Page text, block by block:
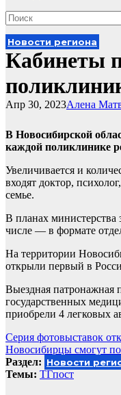
Новости региона
Кабинеты
Алена
Апр 30, 2023
В Новосибирской
каждой поликлинике
Увеличивается и
входят доктор,
семье.
В планах министерства
числе — в формате
На территории
открыли первый в
Выездная патронажная
государственных
приобрели 4 легковых
Навигация
по
записям
Серия фотовыставок
Новосибирцы смогут
Раздел: Новости
Темы: ТГпост